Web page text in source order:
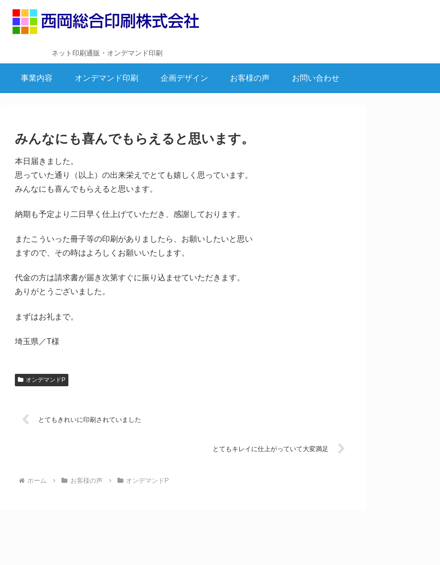
ネット印刷通販・オンデマンド印刷
事業内容 オンデマンド印刷 企画デザイン お客様の声 お問い合わせ
みんなにも喜んでもらえると思います。
本日届きました。
思っていた通り（以上）の出来栄えでとても嬉しく思っています。
みんなにも喜んでもらえると思います。
納期も予定より二日早く仕上げていただき、感謝しております。
またこういった冊子等の印刷がありましたら、お願いしたいと思い
ますので、その時はよろしくお願いいたします。
代金の方は請求書が届き次第すぐに振り込ませていただきます。
ありがとうございました。
まずはお礼まで。
埼玉県／T様
オンデマンドP
とてもきれいに印刷されていました
とてもキレイに仕上がっていて大変満足
ホーム お客様の声 オンデマンドP